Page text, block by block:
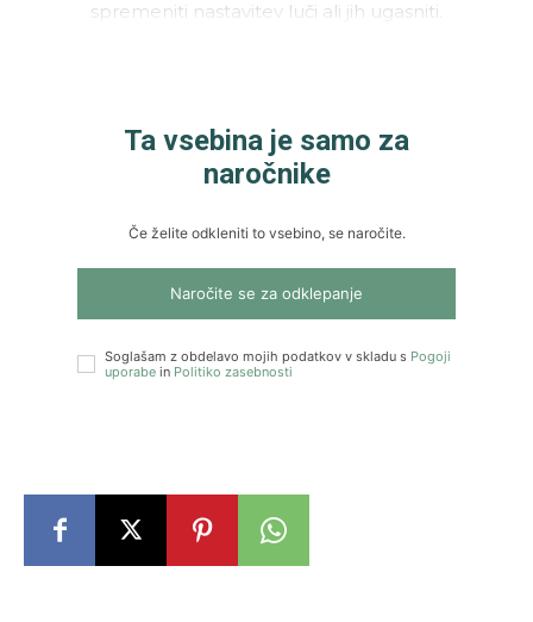
spremeniti nastavitev luči ali jih ugasniti.
Ta vsebina je samo za
naročnike
Če želite odkleniti to vsebino, se naročite.
Naročite se za odklepanje
Soglašam z obdelavo mojih podatkov v skladu s Pogoji
uporabe in Politiko zasebnosti